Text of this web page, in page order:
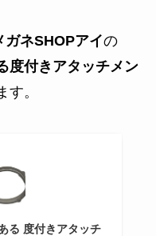
ネSHOPアイの
度付きアタッチメン
す。
る 度付きアタッチ